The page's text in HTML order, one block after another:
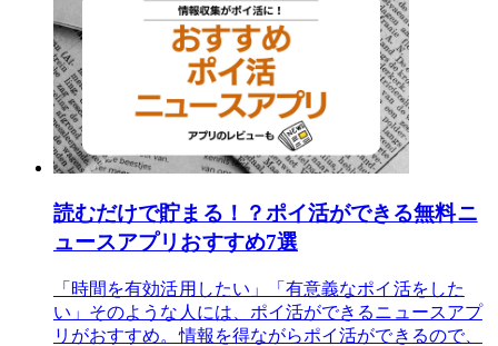
読むだけで貯まる！？ポイ活ができる無料ニ
ュースアプリおすすめ7選
「時間を有効活用したい」「有意義なポイ活をした
い」そのような人には、ポイ活ができるニュースアプ
リがおすすめ。情報を得ながらポイ活ができるので、